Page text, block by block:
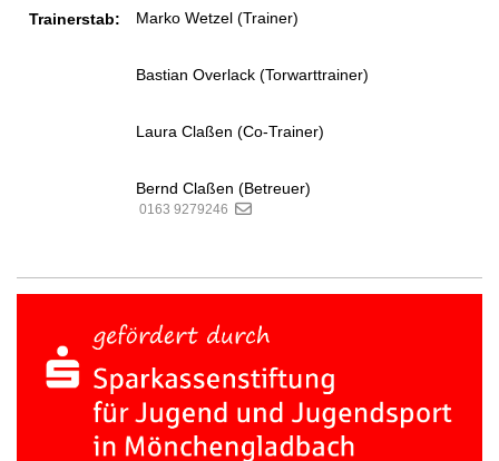
Trainerstab:
Marko Wetzel (Trainer)
Bastian Overlack (Torwarttrainer)
Laura Claßen (Co-Trainer)
Bernd Claßen (Betreuer)
0163 9279246